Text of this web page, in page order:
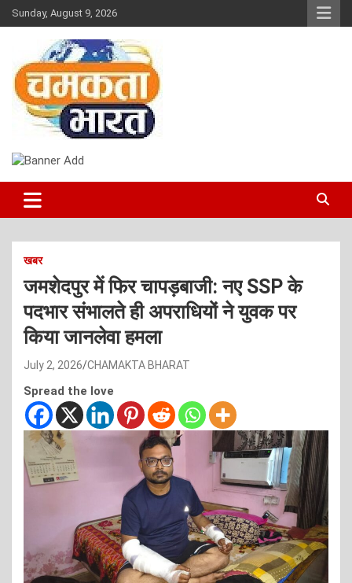
Skip
to
Sunday, August 9, 2026
CHAMAKTA BHARAT
खबर
जमशेदपुर में फिर चापड़बाजी: नए SSP के
पदभार संभालते ही अपराधियों ने युवक पर
किया जानलेवा हमला
July 2, 2026 CHAMAKTA BHARAT
Spread the love